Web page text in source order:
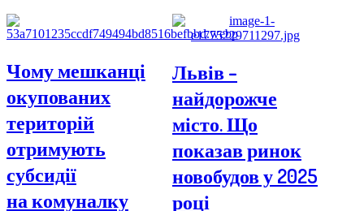
Чому мешканці
окупованих
територій
отримують
субсидії
на комуналку
Львів –
найдорожче
місто. Що
показав ринок
новобудов у 2025
році